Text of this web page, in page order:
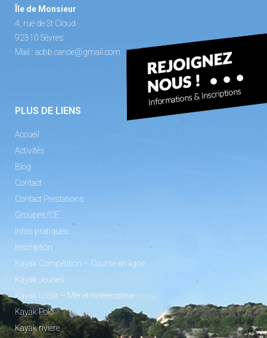
Île de Monsieur
4, rue de St Cloud
92310 Sèvres
Mail : acbb.canoe@gmail.com
PLUS DE LIENS
Accueil
Activités
Blog
Contact
Contact Prestations
Groupes/CE
Infos pratiques
Inscription
Kayak Compétition – Course en ligne
Kayak Jeunes
Kayak Loisir – Mer et rivière calme
Kayak Polo
Kayak rivière